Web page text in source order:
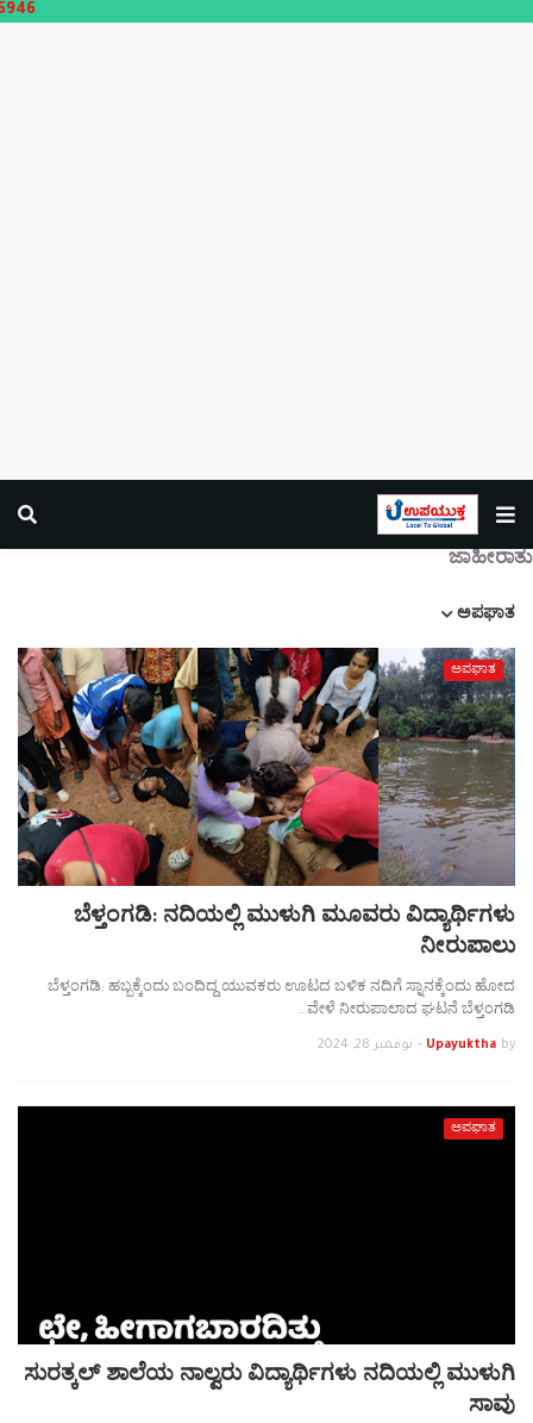
ಜಾಹೀರಾತು
ಅಪಘಾತ
ಅಪಘಾತ
ಬೆಳ್ತಂಗಡಿ: ನದಿಯಲ್ಲಿ ಮುಳುಗಿ ಮೂವರು ವಿದ್ಯಾರ್ಥಿಗಳು
ನೀರುಪಾಲು
ಬೆಳ್ತಂಗಡಿ: ಹಬ್ಬಕ್ಕೆಂದು ಬಂದಿದ್ದ ಯುವಕರು ಊಟದ ಬಳಿಕ ನದಿಗೆ ಸ್ನಾನಕ್ಕೆಂದು ಹೋದ
ವೇಳೆ ನೀರುಪಾಲಾದ ಘಟನೆ ಬೆಳ್ತಂಗಡಿ…
by
Upayuktha
- نوفمبر 28, 2024
ಅಪಘಾತ
ಸುರತ್ಕಲ್‌ ಶಾಲೆಯ ನಾಲ್ವರು ವಿದ್ಯಾರ್ಥಿಗಳು ನದಿಯಲ್ಲಿ ಮುಳುಗಿ
ಸಾವು